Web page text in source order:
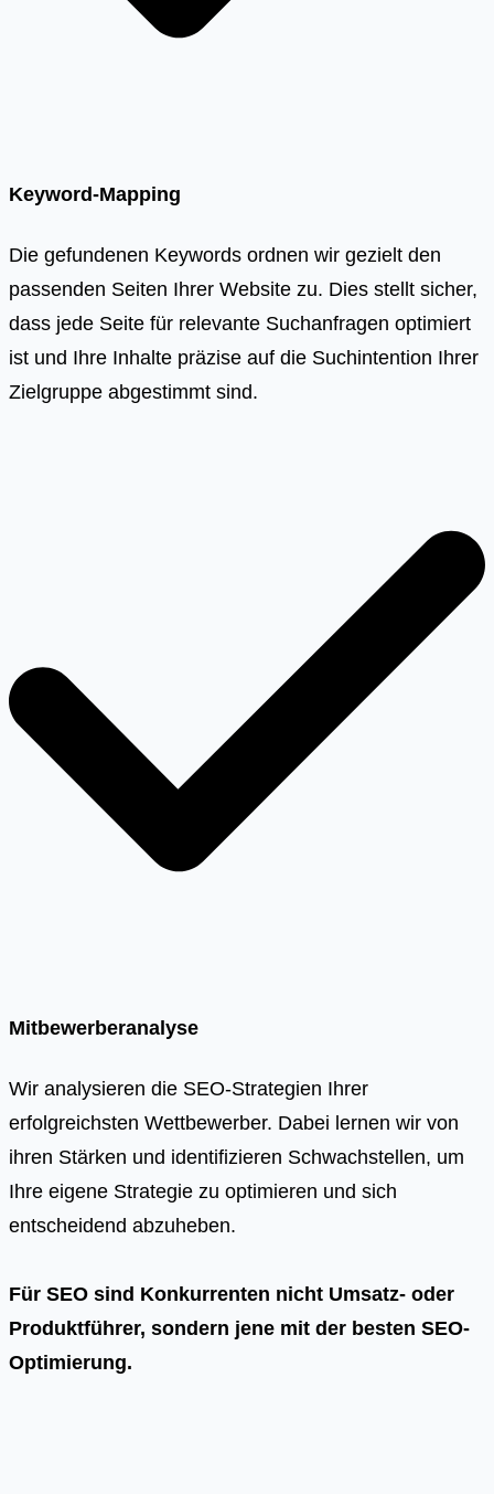
Keyword-Mapping
Die gefundenen Keywords ordnen wir gezielt den
passenden Seiten Ihrer Website zu. Dies stellt sicher,
dass jede Seite für relevante Suchanfragen optimiert
ist und Ihre Inhalte präzise auf die Suchintention Ihrer
Zielgruppe abgestimmt sind.
Mitbewerberanalyse
Wir analysieren die SEO-Strategien Ihrer
erfolgreichsten Wettbewerber. Dabei lernen wir von
ihren Stärken und identifizieren Schwachstellen, um
Ihre eigene Strategie zu optimieren und sich
entscheidend abzuheben.
Für SEO sind Konkurrenten nicht Umsatz- oder
Produktführer, sondern jene mit der besten SEO-
Optimierung.